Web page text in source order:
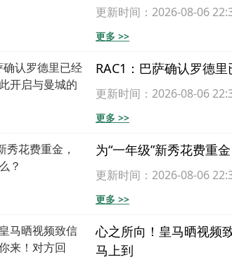
更新时间：2026-08-06
更多 >>
RAC1：巴萨确认罗德
更新时间：2026-08-06
更多 >>
为“一年级”新秀花费重
更新时间：2026-08-06
更多 >>
心之所向！皇马晒视频
马上到